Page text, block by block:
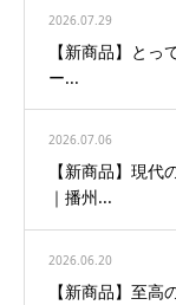
2026.07.29
【新商品】と
ー...
2026.07.06
【新商品】現
｜播州...
2026.06.20
【新商品】至高